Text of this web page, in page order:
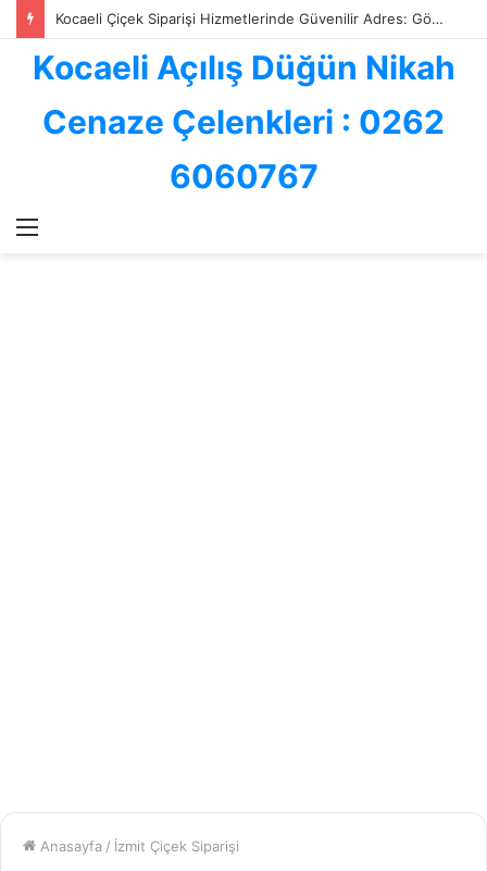
Kocaeli ve İzmit Çiçekçilik Sektöründe Göksallar Çiçekçilik: Kalite, Hız ve Güvenin Adresi
Kocaeli Açılış Düğün Nikah
Cenaze Çelenkleri : 0262
6060767
Anasayfa / İzmit Çiçek Siparişi